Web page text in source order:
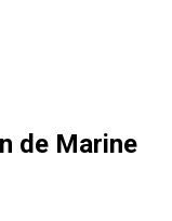
de Marine